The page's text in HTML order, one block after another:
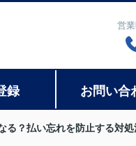
営
録 お問い合
る？払い忘れを防止する対